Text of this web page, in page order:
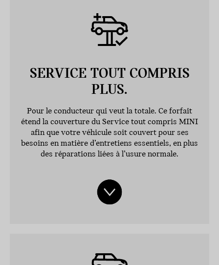
SERVICE TOUT COMPRIS
PLUS.
Pour le conducteur qui veut la totale. Ce forfait
étend la couverture du Service tout compris MINI
afin que votre véhicule soit couvert pour ses
besoins en matière d’entretiens essentiels, en plus
des réparations liées à l’usure normale.